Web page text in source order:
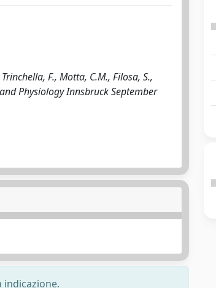
F., Motta, C.M., Filosa, S.,
Physiology Innsbruck September